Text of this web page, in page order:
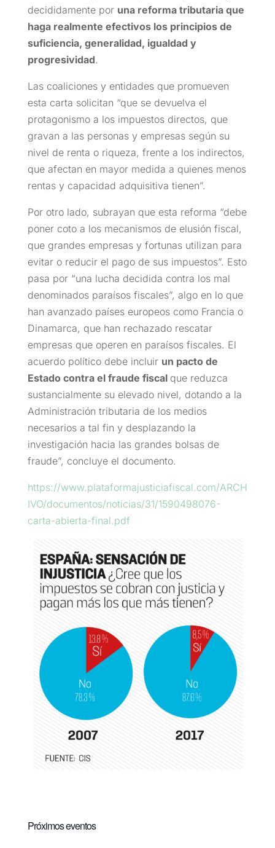
decididamente por una reforma tributaria que
haga realmente efectivos los principios de
suficiencia, generalidad, igualdad y
progresividad.
Las coaliciones y entidades que promueven
esta carta solicitan “que se devuelva el
protagonismo a los impuestos directos, que
gravan a las personas y empresas según su
nivel de renta o riqueza, frente a los indirectos,
que afectan en mayor medida a quienes menos
rentas y capacidad adquisitiva tienen”.
Por otro lado, subrayan que esta reforma “debe
poner coto a los mecanismos de elusión fiscal,
que grandes empresas y fortunas utilizan para
evitar o reducir el pago de sus impuestos”. Esto
pasa por “una lucha decidida contra los mal
denominados paraísos fiscales”, algo en lo que
han avanzado países europeos como Francia o
Dinamarca, que han rechazado rescatar
empresas que operen en paraísos fiscales. El
acuerdo político debe incluir un pacto de
Estado contra el fraude fiscal que reduzca
sustancialmente su elevado nivel, dotando a la
Administración tributaria de los medios
necesarios a tal fin y desplazando la
investigación hacia las grandes bolsas de
fraude”, concluye el documento.
https://www.plataformajusticiafiscal.com/ARCH
IVO/documentos/noticias/31/1590498076-
carta-abierta-final.pdf
Próximos eventos